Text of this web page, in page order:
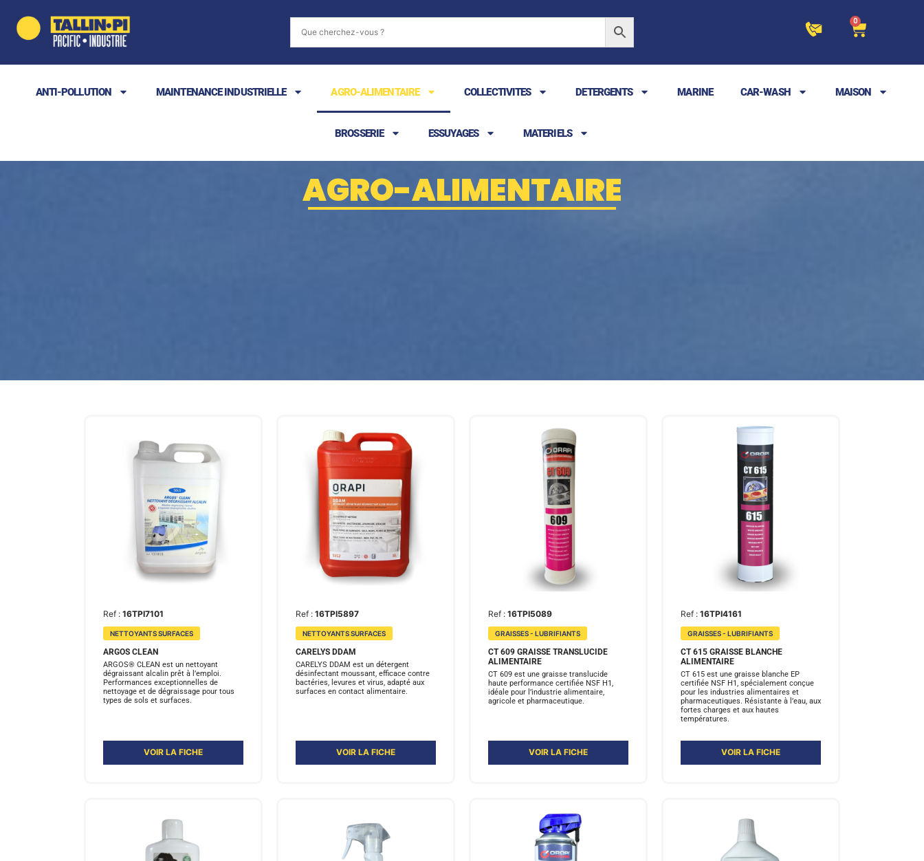
0
ANTI-POLLUTION MAINTENANCE INDUSTRIELLE AGRO-ALIMENTAIRE COLLECTIVITES DETERGENTS MARINE CAR-WASH MAISON
BROSSERIE ESSUYAGES MATERIELS
AGRO-ALIMENTAIRE
Ref : 16TPI7101
NETTOYANTS SURFACES
ARGOS CLEAN
ARGOS® CLEAN est un nettoyant
dégraissant alcalin prêt à l’emploi.
Performances exceptionnelles de
nettoyage et de dégraissage pour tous
types de sols et surfaces.
VOIR LA FICHE
Ref : 16TPI5897
NETTOYANTS SURFACES
CARELYS DDAM
CARELYS DDAM est un détergent
désinfectant moussant, efficace contre
bactéries, levures et virus, adapté aux
surfaces en contact alimentaire.
VOIR LA FICHE
Ref : 16TPI5089
GRAISSES - LUBRIFIANTS
CT 609 GRAISSE TRANSLUCIDE
ALIMENTAIRE
CT 609 est une graisse translucide
haute performance certifiée NSF H1,
idéale pour l’industrie alimentaire,
agricole et pharmaceutique.
VOIR LA FICHE
Ref : 16TPI4161
GRAISSES - LUBRIFIANTS
CT 615 GRAISSE BLANCHE
ALIMENTAIRE
CT 615 est une graisse blanche EP
certifiée NSF H1, spécialement conçue
pour les industries alimentaires et
pharmaceutiques. Résistante à l’eau, aux
fortes charges et aux hautes
températures.
VOIR LA FICHE